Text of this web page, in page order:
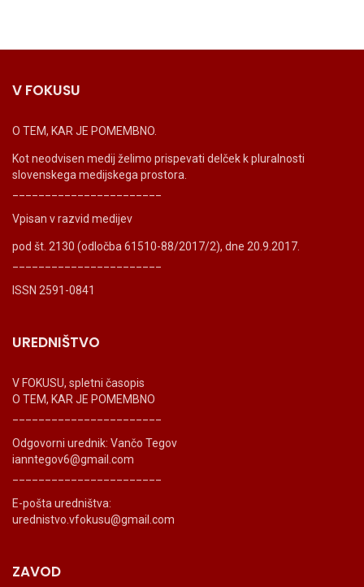
V FOKUSU
O TEM, KAR JE POMEMBNO.
Kot neodvisen medij želimo prispevati delček k pluralnosti
slovenskega medijskega prostora.
Vpisan v razvid medijev
pod št. 2130 (odločba 61510-88/2017/2), dne 20.9.2017.
ISSN 2591-0841
UREDNIŠTVO
V FOKUSU, spletni časopis
O TEM, KAR JE POMEMBNO
Odgovorni urednik: Vančo Tegov
ianntegov6@gmail.com
E-pošta uredništva:
urednistvo.vfokusu@gmail.com
ZAVOD